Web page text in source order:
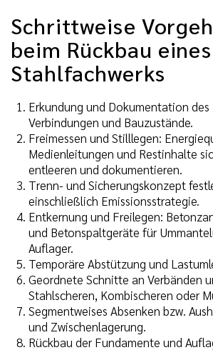
Schrittweise
beim Rückbau eines
Stahlfachwerks
Erkundung und Dokumentation des
Verbindungen und Bauzustände.
Freimessen und Stilllegen:
Medienleitungen und Restinhalte
entleeren und dokumentieren.
Trenn- und Sicherungskonzept
einschließlich Emissionsstrategie.
Entkernung und Freilegen:
und Betonspaltgeräte für
Auflager.
Temporäre Abstützung und
Geordnete Schnitte an Verbänden
Stahlscheren, Kombischeren oder
Segmentweises Absenken bzw.
und Zwischenlagerung.
Rückbau der Fundamente und